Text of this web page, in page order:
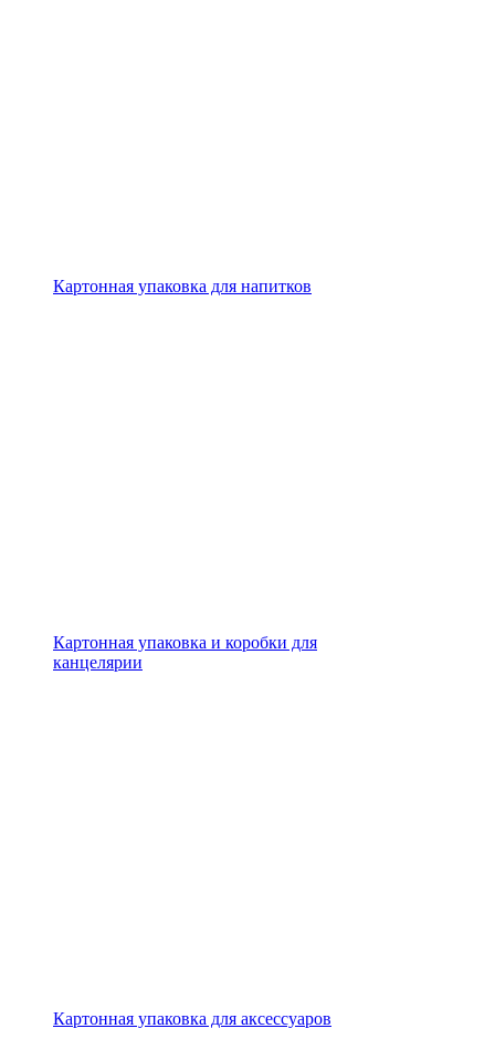
Картонная упаковка для напитков
Картонная упаковка и коробки для
канцелярии
Картонная упаковка для аксессуаров